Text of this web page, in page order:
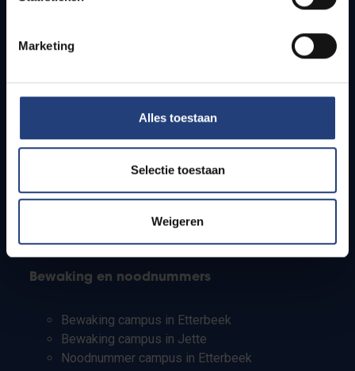
Marketing
Alles toestaan
Selectie toestaan
Weigeren
Studenten
PhD-studenten
Leerkrachten en secundaire scholen
Bewaking en noodnummers
Bewaking campus in Etterbeek
Bewaking campus in Jette
Noodnummer campus in Etterbeek